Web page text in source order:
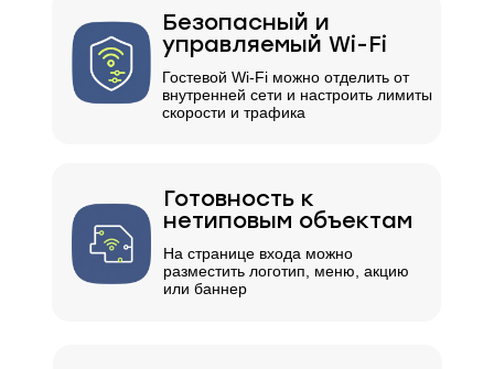
Безопасный и
управляемый Wi-Fi
Гостевой Wi-Fi можно отделить от
внутренней сети и настроить лимиты
скорости и трафика
Готовность к
нетиповым объектам
На странице входа можно
разместить логотип, меню, акцию
или баннер